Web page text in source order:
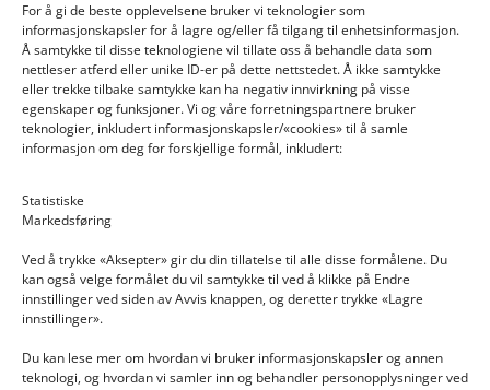
For å gi de beste opplevelsene bruker vi teknologier som
informasjonskapsler for å lagre og/eller få tilgang til enhetsinformasjon.
Å samtykke til disse teknologiene vil tillate oss å behandle data som
nettleser atferd eller unike ID-er på dette nettstedet. Å ikke samtykke
eller trekke tilbake samtykke kan ha negativ innvirkning på visse
egenskaper og funksjoner. Vi og våre forretningspartnere bruker
teknologier, inkludert informasjonskapsler/«cookies» til å samle
informasjon om deg for forskjellige formål, inkludert:
Statistiske
Markedsføring
Ved å trykke «Aksepter» gir du din tillatelse til alle disse formålene. Du
kan også velge formålet du vil samtykke til ved å klikke på Endre
innstillinger ved siden av Avvis knappen, og deretter trykke «Lagre
innstillinger».
Du kan lese mer om hvordan vi bruker informasjonskapsler og annen
teknologi, og hvordan vi samler inn og behandler personopplysninger ved
INFORMASJON